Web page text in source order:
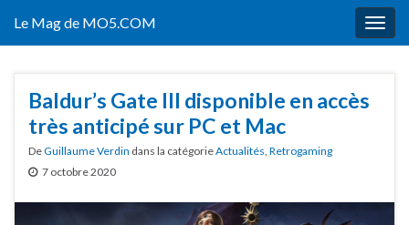
Le Mag de MO5.COM
Baldur’s Gate III disponible en accès
très anticipé sur PC et Mac
DeGuillaume Verdin dans la catégorieActualités, Retrogaming
7 octobre 2020